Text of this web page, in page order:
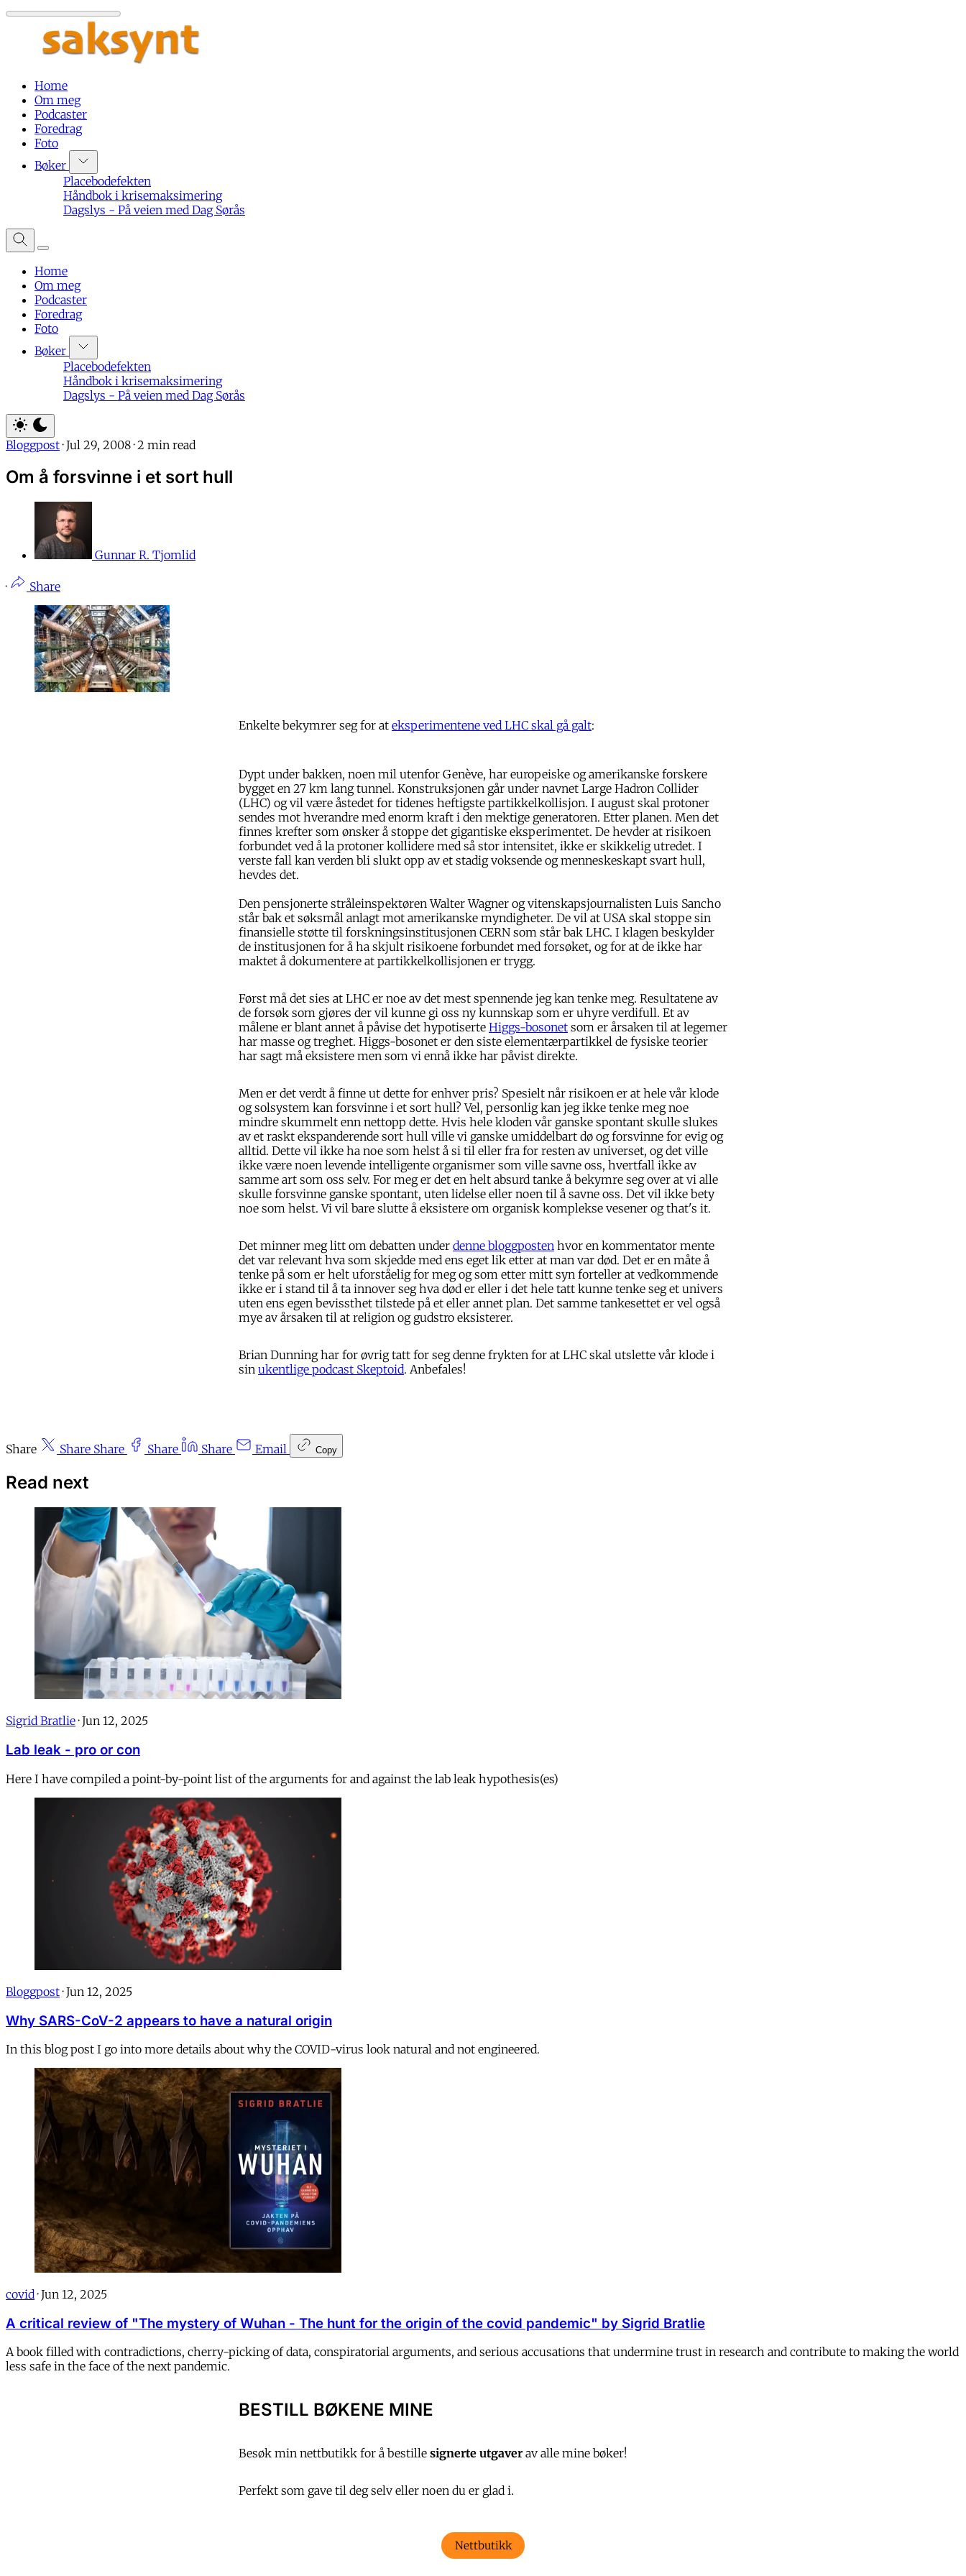
Home
Om meg
Podcaster
Foredrag
Foto
Bøker
Placebodefekten
Håndbok i krisemaksimering
Dagslys - På veien med Dag Sørås
Home
Om meg
Podcaster
Foredrag
Foto
Bøker
Placebodefekten
Håndbok i krisemaksimering
Dagslys - På veien med Dag Sørås
Bloggpost · Jul 29, 2008 · 2 min read
Om å forsvinne i et sort hull
Gunnar R. Tjomlid
· Share
Enkelte bekymrer seg for at eksperimentene ved LHC skal gå galt:
Dypt under bakken, noen mil utenfor Genève, har europeiske og amerikanske forskere
bygget en 27 km lang tunnel. Konstruksjonen går under navnet Large Hadron Collider
(LHC) og vil være åstedet for tidenes heftigste partikkelkollisjon. I august skal protoner
sendes mot hverandre med enorm kraft i den mektige generatoren. Etter planen. Men det
finnes krefter som ønsker å stoppe det gigantiske eksperimentet. De hevder at risikoen
forbundet ved å la protoner kollidere med så stor intensitet, ikke er skikkelig utredet. I
verste fall kan verden bli slukt opp av et stadig voksende og menneskeskapt svart hull,
hevdes det.
Den pensjonerte stråleinspektøren Walter Wagner og vitenskapsjournalisten Luis Sancho
står bak et søksmål anlagt mot amerikanske myndigheter. De vil at USA skal stoppe sin
finansielle støtte til forskningsinstitusjonen CERN som står bak LHC. I klagen beskylder
de institusjonen for å ha skjult risikoene forbundet med forsøket, og for at de ikke har
maktet å dokumentere at partikkelkollisjonen er trygg.
Først må det sies at LHC er noe av det mest spennende jeg kan tenke meg. Resultatene av
de forsøk som gjøres der vil kunne gi oss ny kunnskap som er uhyre verdifull. Et av
målene er blant annet å påvise det hypotiserte Higgs-bosonet som er årsaken til at legemer
har masse og treghet. Higgs-bosonet er den siste elementærpartikkel de fysiske teorier
har sagt må eksistere men som vi ennå ikke har påvist direkte.
Men er det verdt å finne ut dette for enhver pris? Spesielt når risikoen er at hele vår klode
og solsystem kan forsvinne i et sort hull? Vel, personlig kan jeg ikke tenke meg noe
mindre skummelt enn nettopp dette. Hvis hele kloden vår ganske spontant skulle slukes
av et raskt ekspanderende sort hull ville vi ganske umiddelbart dø og forsvinne for evig og
alltid. Dette vil ikke ha noe som helst å si til eller fra for resten av universet, og det ville
ikke være noen levende intelligente organismer som ville savne oss, hvertfall ikke av
samme art som oss selv. For meg er det en helt absurd tanke å bekymre seg over at vi alle
skulle forsvinne ganske spontant, uten lidelse eller noen til å savne oss. Det vil ikke bety
noe som helst. Vi vil bare slutte å eksistere om organisk komplekse vesener og that's it.
Det minner meg litt om debatten under denne bloggposten hvor en kommentator mente
det var relevant hva som skjedde med ens eget lik etter at man var død. Det er en måte å
tenke på som er helt uforståelig for meg og som etter mitt syn forteller at vedkommende
ikke er i stand til å ta innover seg hva død er eller i det hele tatt kunne tenke seg et univers
uten ens egen bevissthet tilstede på et eller annet plan. Det samme tankesettet er vel også
mye av årsaken til at religion og gudstro eksisterer.
Brian Dunning har for øvrig tatt for seg denne frykten for at LHC skal utslette vår klode i
sin ukentlige podcast Skeptoid. Anbefales!
Share Share Share Share Share Email Copy
Read next
Sigrid Bratlie · Jun 12, 2025
Lab leak - pro or con
Here I have compiled a point-by-point list of the arguments for and against the lab leak hypothesis(es)
Bloggpost · Jun 12, 2025
Why SARS-CoV-2 appears to have a natural origin
In this blog post I go into more details about why the COVID-virus look natural and not engineered.
covid · Jun 12, 2025
A critical review of "The mystery of Wuhan - The hunt for the origin of the covid pandemic" by Sigrid Bratlie
A book filled with contradictions, cherry-picking of data, conspiratorial arguments, and serious accusations that undermine trust in research and contribute to making the world
less safe in the face of the next pandemic.
BESTILL BØKENE MINE
Besøk min nettbutikk for å bestille signerte utgaverav alle mine bøker!
Perfekt som gave til deg selv eller noen du er glad i.
Nettbutikk